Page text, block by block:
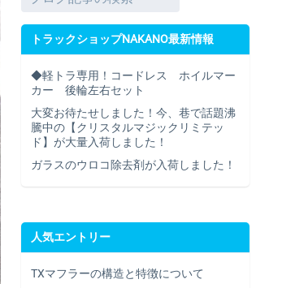
トラックショップNAKANO最新情報
◆軽トラ専用！コードレス ホイルマー
カー 後輪左右セット
大変お待たせしました！今、巷で話題沸
騰中の【クリスタルマジックリミテッ
ド】が大量入荷しました！
ガラスのウロコ除去剤が入荷しました！
人気エントリー
TXマフラーの構造と特徴について